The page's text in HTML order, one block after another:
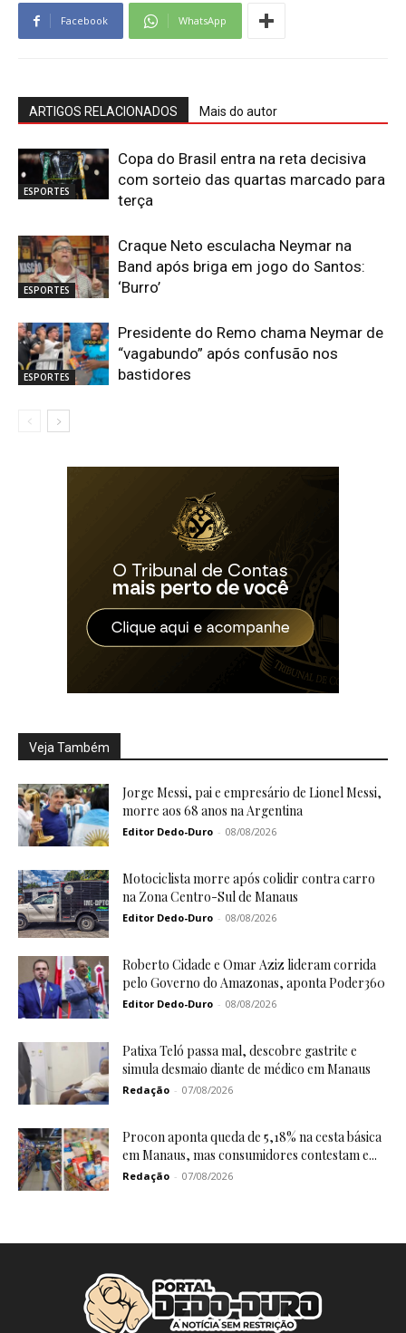
Facebook WhatsApp
ARTIGOS RELACIONADOS Mais do autor
ESPORTES
Copa do Brasil entra na reta decisiva
com sorteio das quartas marcado para
terça
ESPORTES
Craque Neto esculacha Neymar na
Band após briga em jogo do Santos:
‘Burro’
ESPORTES
Presidente do Remo chama Neymar de
“vagabundo” após confusão nos
bastidores
Veja Também
Jorge Messi, pai e empresário de Lionel Messi,
morre aos 68 anos na Argentina
Editor Dedo-Duro - 08/08/2026
Motociclista morre após colidir contra carro
na Zona Centro-Sul de Manaus
Editor Dedo-Duro - 08/08/2026
Roberto Cidade e Omar Aziz lideram corrida
pelo Governo do Amazonas, aponta Poder360
Editor Dedo-Duro - 08/08/2026
Patixa Teló passa mal, descobre gastrite e
simula desmaio diante de médico em Manaus
Redação - 07/08/2026
Procon aponta queda de 5,18% na cesta básica
em Manaus, mas consumidores contestam e...
Redação - 07/08/2026